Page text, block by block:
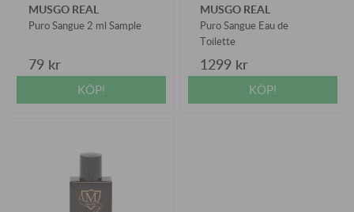
MUSGO REAL
Puro Sangue 2 ml Sample
79 kr
KÖP!
MUSGO REAL
Puro Sangue Eau de
Toilette
1299 kr
KÖP!